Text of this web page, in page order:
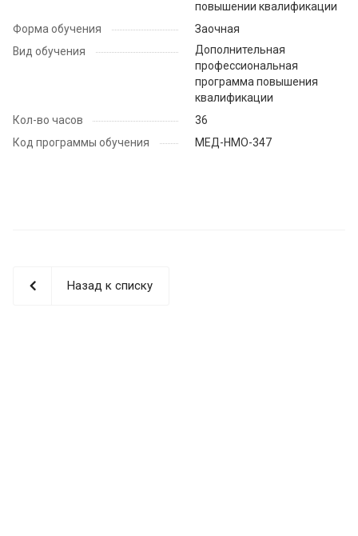
повышении квалификации
Форма обучения
Заочная
Вид обучения
Дополнительная
профессиональная
программа повышения
квалификации
Кол-во часов
36
Код программы обучения
МЕД-НМО-347
Назад к списку